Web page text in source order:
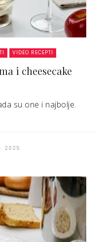
VIDEO RECEPTI
i cheesecake
su one i najbolje.
2025.